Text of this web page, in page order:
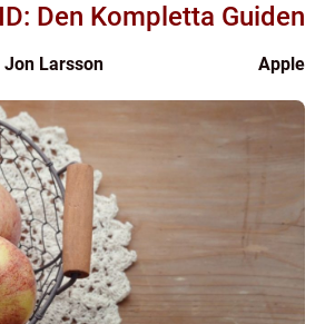
Den Kompletta Guiden
Jon Larsson Apple